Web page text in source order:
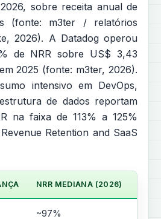
sobre receita anual de
(fonte: m3ter / relatórios
2026). A Datadog operou
de NRR sobre US$ 3,43
2025 (fonte: m3ter, 2026).
intensivo em DevOps,
de dados reportam
na faixa de 113% a 125%
Retention and SaaS
NRR MEDIANA (2026)
~97%